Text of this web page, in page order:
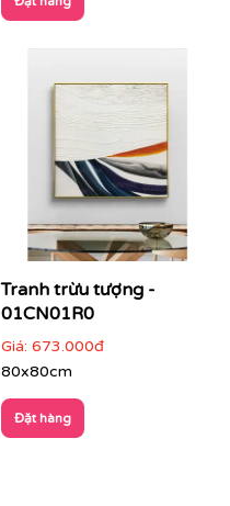
Tranh trừu tượng -
01CN01R0
Giá: 673.000đ
80x80cm
Đặt hàng